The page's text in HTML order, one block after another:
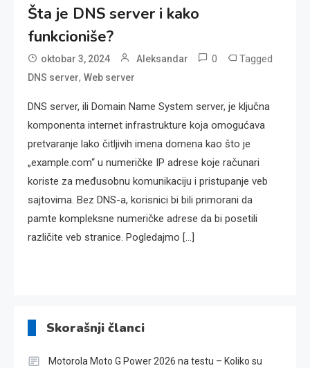
Šta je DNS server i kako
funkcioniše?
oktobar 3, 2024 Aleksandar 0 Tagged
DNS server, Web server
DNS server, ili Domain Name System server, je ključna
komponenta internet infrastrukture koja omogućava
pretvaranje lako čitljivih imena domena kao što je
„example.com“ u numeričke IP adrese koje računari
koriste za međusobnu komunikaciju i pristupanje veb
sajtovima. Bez DNS-a, korisnici bi bili primorani da
pamte kompleksne numeričke adrese da bi posetili
različite veb stranice. Pogledajmo […]
Skorašnji članci
Motorola Moto G Power 2026 na testu – Koliko su